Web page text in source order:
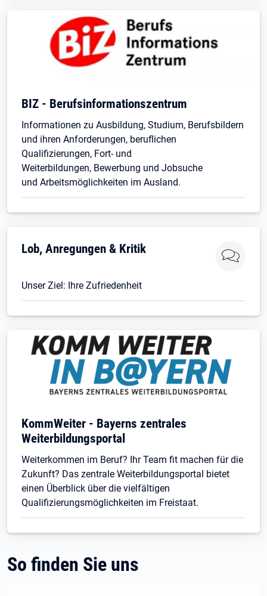
BIZ - Berufsinformationszentrum
Informationen zu Ausbildung, Studium, Berufsbildern
und ihren Anforderungen, beruflichen
Qualifizierungen, Fort- und
Weiterbildungen, Bewerbung und Jobsuche
und Arbeitsmöglichkeiten im Ausland.
Lob, Anregungen & Kritik
Unser Ziel: Ihre Zufriedenheit
KommWeiter - Bayerns zentrales
Weiterbildungsportal
Weiterkommen im Beruf? Ihr Team fit machen für die
Zukunft? Das zentrale Weiterbildungsportal bietet
einen Überblick über die vielfältigen
Qualifizierungsmöglichkeiten im Freistaat.
So finden Sie uns